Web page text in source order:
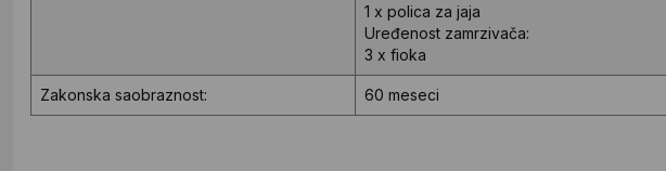
1 x polica za jaja
Uređenost zamrzivača:
3 x fioka
Zakonska saobraznost: 60 meseci